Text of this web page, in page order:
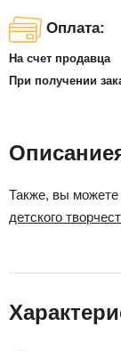
Оплата:
На счет продавца
При получении
Также, вы можете
детского